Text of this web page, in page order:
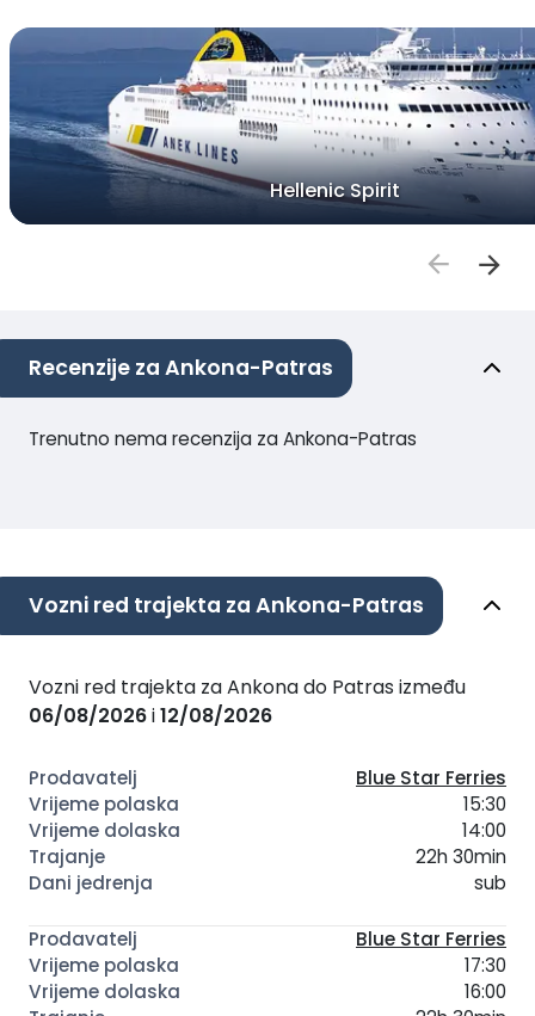
Hellenic Spirit
Recenzije za Ankona-Patras
Trenutno nema recenzija za Ankona-Patras
Vozni red trajekta za Ankona-Patras
Vozni red trajekta za Ankona do Patras između
06/08/2026i12/08/2026
Blue Star Ferries
15:30
14:00
22h 30min
sub
Blue Star Ferries
17:30
16:00